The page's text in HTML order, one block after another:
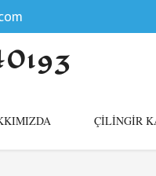
ÇILINGIR